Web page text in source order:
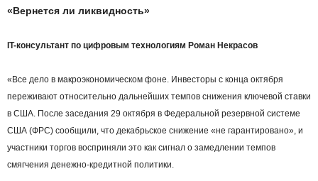
«Вернется ли ликвидность»
IT-консультант по цифровым технологиям Роман Некрасов
«Все дело в макроэкономическом фоне. Инвесторы с конца октября
переживают относительно дальнейших темпов снижения ключевой ставки
в США. После заседания 29 октября в Федеральной резервной системе
США (ФРС) сообщили, что декабрьское снижение «не гарантировано», и
участники торгов восприняли это как сигнал о замедлении темпов
смягчения денежно-кредитной политики.